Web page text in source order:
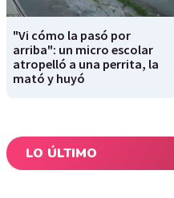
"Vi cómo la pasó por
arriba": un micro escolar
atropelló a una perrita, la
mató y huyó
LO ÚLTIMO